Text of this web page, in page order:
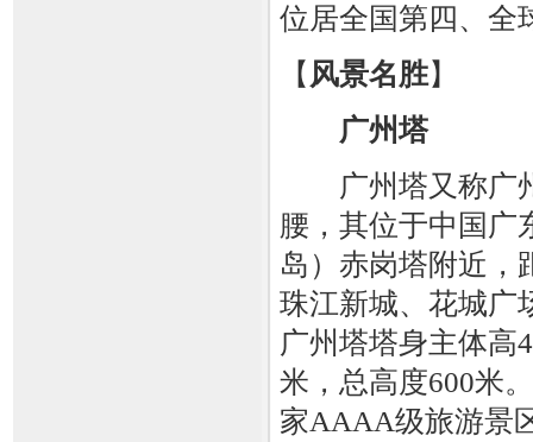
位居全国第四、全
【 风景名胜】
广州塔
广州塔又称广
腰，其位于中国广
岛）赤岗塔附近，
珠江新城、花城广
广州塔塔身主体高
米，总高度600米
家AAAA级旅游景